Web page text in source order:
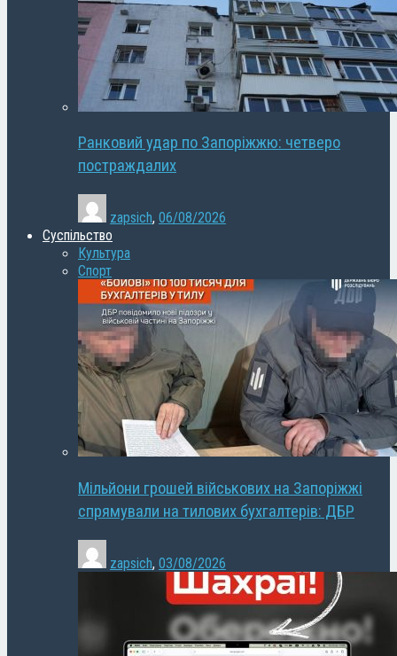
Ранковий удар по Запоріжжю: четверо
постраждалих
zapsich, 06/08/2026
Суспільство
Культура
Спорт
Мільйони грошей військових на Запоріжжі
спрямували на тилових бухгалтерів: ДБР
zapsich, 03/08/2026